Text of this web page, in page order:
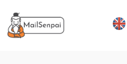
al
contenuto